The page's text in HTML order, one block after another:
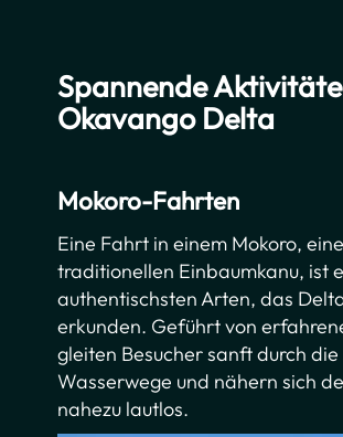
Spannende
Okavango Delta
Mokoro-Fahrten
Eine Fahrt in einem Mokoro,
traditionellen Einbaumkanu, ist
authentischsten Arten, das
erkunden. Geführt von
gleiten Besucher sanft durch die
Wasserwege und nähern sich
nahezu lautlos.